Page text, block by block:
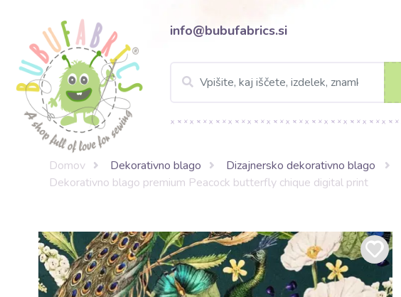
info@bubufabrics.si
Domov Dekorativno blago Dizajnersko dekorativno blago
Dekorativno blago premium Peacock butterfly chique digital print